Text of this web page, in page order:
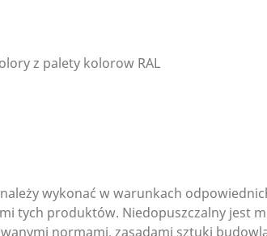
z palety kolorow RAL
wykonać w warunkach
tych produktów. Niedopuszczalny jest
normami, zasadami sztuki